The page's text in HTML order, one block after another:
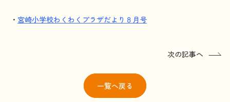
・ 宮崎小学校わくわくプラザだより８月号
次の記事へ
一覧へ戻る